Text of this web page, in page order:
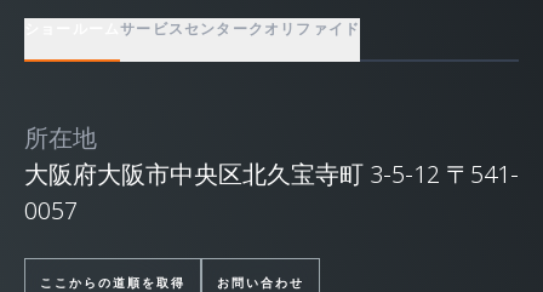
ショールームサービスセンタークオリファイド
所在地
大阪府大阪市中央区北久宝寺町 3-5-12 〒541-
0057
ここからの道順を取得 お問い合わせ